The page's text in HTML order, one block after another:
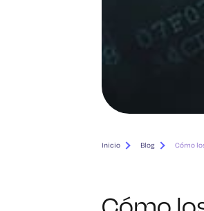
Inicio Blog Cómo